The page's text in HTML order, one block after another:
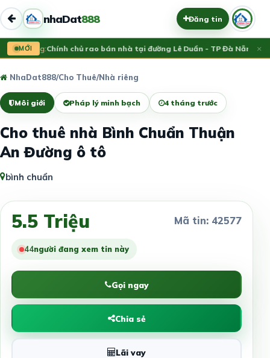
nhaDat888 Đăng tin
MỚI
Vừa đăng:Chính chủ rao bán nhà tại đường Lê Duẩn - TP Đà Nẵng; DT
×
NhaDat888/Cho Thuê/Nhà riêng
Môi giới Pháp lý minh bạch 4 tháng trước
Cho thuê nhà Bình Chuẩn Thuận
An Đường ô tô
bình chuẩn
5.5 Triệu Mã tin: 42577
42người đang xem tin này
Gọi ngay
Chia sẻ
Lãi vay